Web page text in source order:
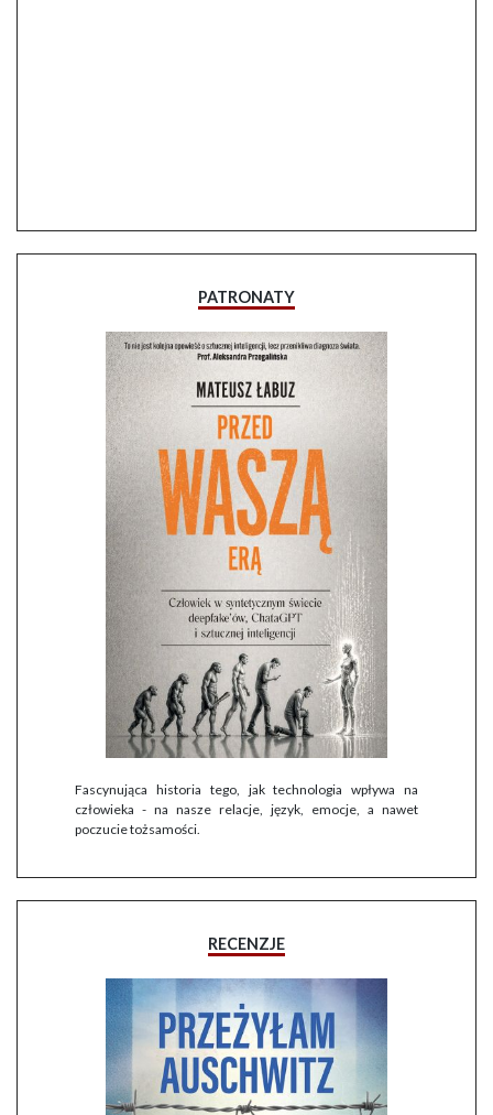
PATRONATY
Fascynująca historia tego, jak technologia wpływa na
człowieka - na nasze relacje, język, emocje, a nawet
poczucie tożsamości.
RECENZJE